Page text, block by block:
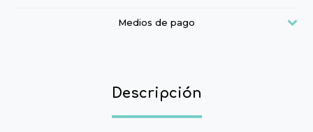
Medios de pago
Descripción